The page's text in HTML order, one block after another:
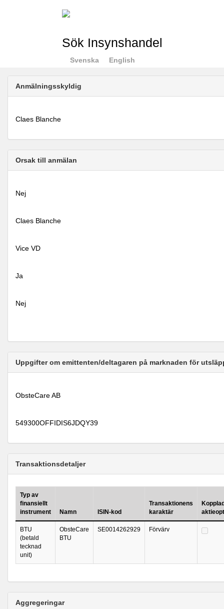
Sök Insynshandel
Svenska English
Anmälningsskyldig
Claes Blanche
Orsak till anmälan
Nej
Claes Blanche
Vice VD
Ja
Nej
Uppgifter om emittenten/deltagaren på marknaden för
ObsteCare AB
549300OFFIDIS6JDQY39
Transaktionsdetaljer
Typ av
finansiellt
instrument
Namn ISIN-kod
Transaktionens
karaktär
BTU
(betald
tecknad
unit)
ObsteCare
BTU
SE0014262929 Förvärv
Aggregeringar